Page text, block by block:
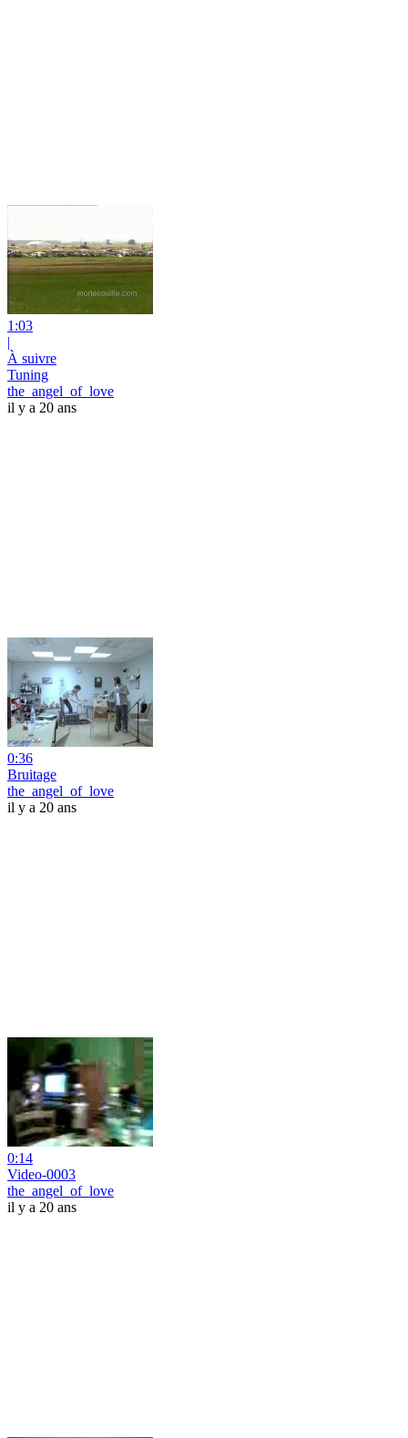
1:03
|
À suivre
Tuning
the_angel_of_love
il y a 20 ans
0:36
Bruitage
the_angel_of_love
il y a 20 ans
0:14
Video-0003
the_angel_of_love
il y a 20 ans